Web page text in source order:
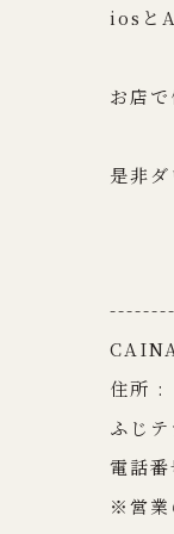
iosと
お店
是非
CAINA
住所 :
ふじ
電話
※営業